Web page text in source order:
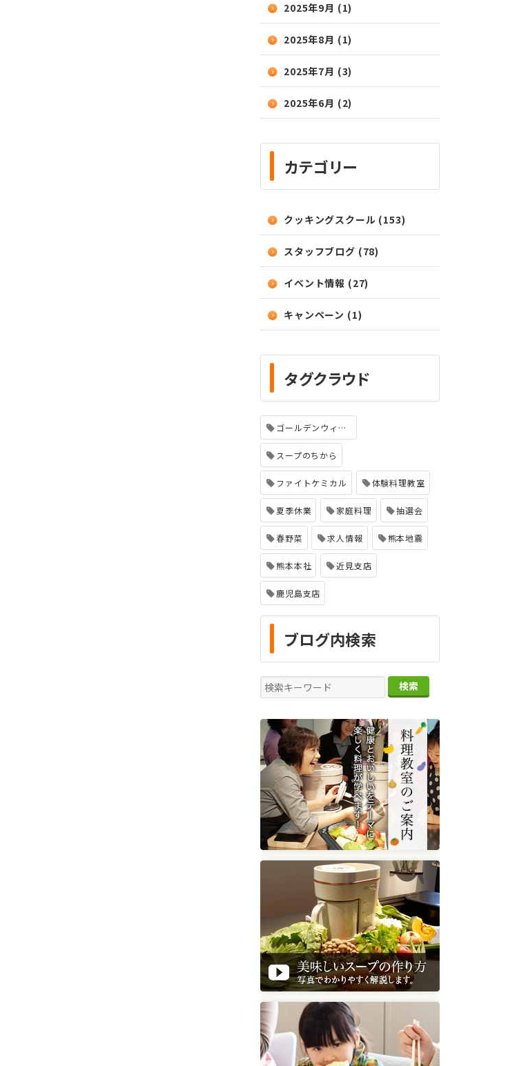
2025年9月 (1)
2025年8月 (1)
2025年7月 (3)
2025年6月 (2)
カテゴリー
クッキングスクール (153)
スタッフブログ (78)
イベント情報 (27)
キャンペーン (1)
タグクラウド
ゴールデンウィーク
スープのちから
ファイトケミカル 体験料理教室
夏季休業 家庭料理 抽選会
春野菜 求人情報 熊本地震
熊本本社 近見支店
鹿児島支店
ブログ内検索